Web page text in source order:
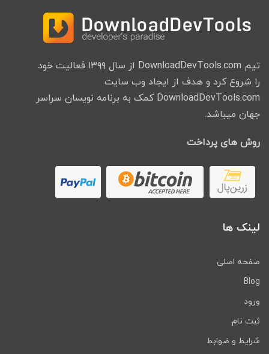
تیم DownloadDevTools.com از سال ۱۳۹۹ فعالیت خود
را شروع کرد و هدف از ایجاد وب سایت
DownloadDevTools.com کمک به برنامه نویسان سراسر
جهان میباشد.
روش های پرداخت
لینک ها
صفحه اصلی
Blog
ورود
ثبت نام
شرایط و ضوابط